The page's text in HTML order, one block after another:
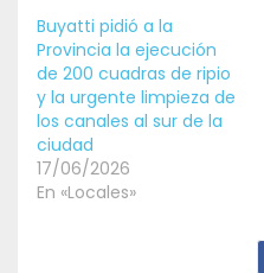
Buyatti pidió a la
Provincia la ejecución
de 200 cuadras de ripio
y la urgente limpieza de
los canales al sur de la
ciudad
17/06/2026
En «Locales»